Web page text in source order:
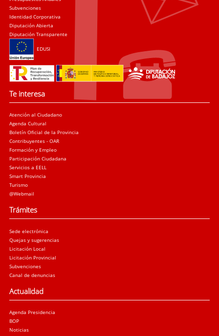
Subvenciones
Identidad Corporativa
Diputación Abierta
Diputación Transparente
EDUSI
Te interesa
Atención al Ciudadano
Agenda Cultural
Boletín Oficial de la Provincia
Contribuyentes - OAR
Formación y Empleo
Participación Ciudadana
Servicios a EELL
Smart Provincia
Turismo
@Webmail
Trámites
Sede electrónica
Quejas y sugerencias
Licitación Local
Licitación Provincial
Subvenciones
Canal de denuncias
Actualidad
Agenda Presidencia
BOP
Noticias